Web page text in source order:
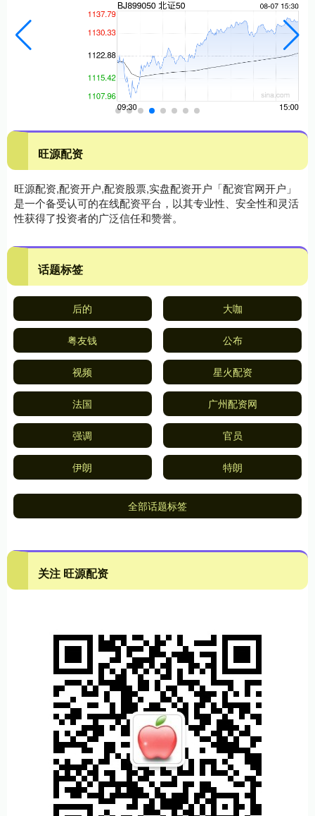
旺源配资
旺源配资,配资开户,配资股票,实盘配资开户「配资官网开户」
是一个备受认可的在线配资平台，以其专业性、安全性和灵活
性获得了投资者的广泛信任和赞誉。
话题标签
后的 大咖
粤友钱 公布
视频 星火配资
法国 广州配资网
强调 官员
伊朗 特朗
全部话题标签
关注 旺源配资